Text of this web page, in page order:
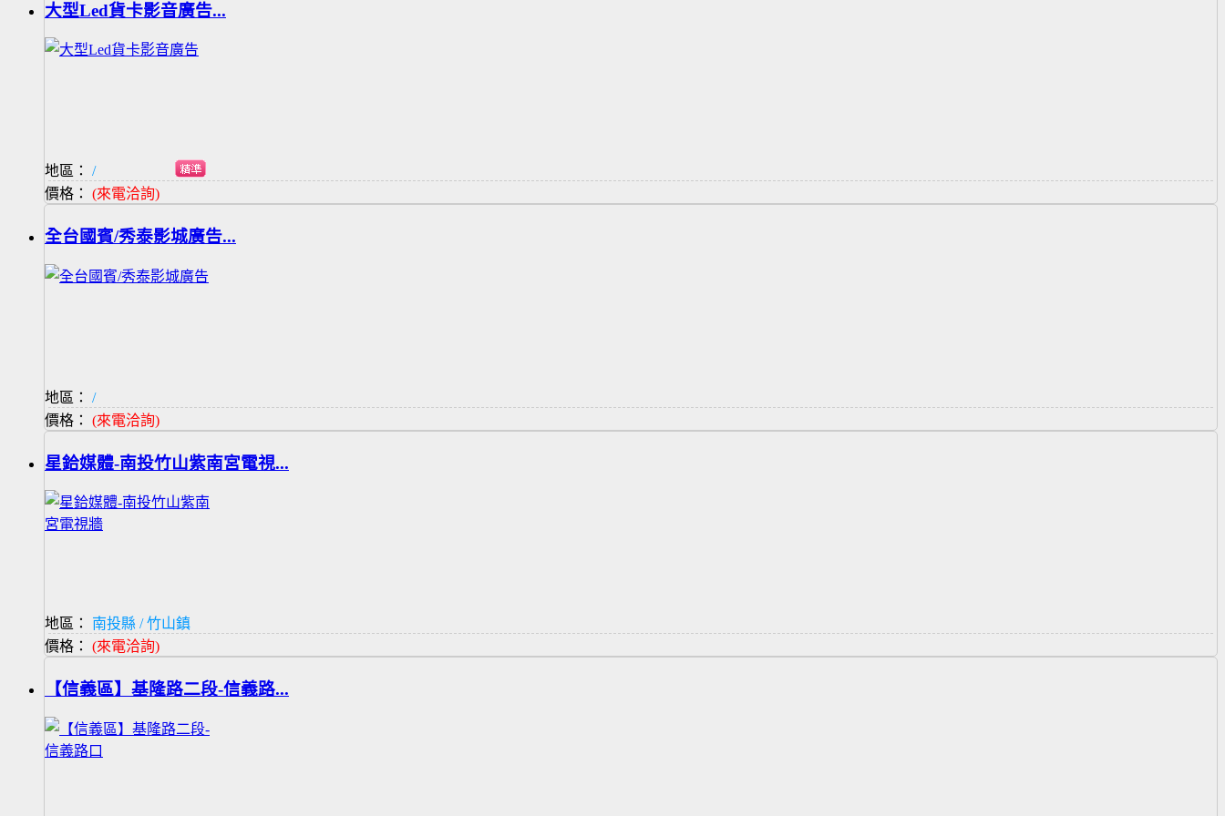
大型Led貨卡影音廣告...
地區：
/
價格： (來電洽詢)
全台國賓/秀泰影城廣告...
地區：
/
價格： (來電洽詢)
星鉿媒體-南投竹山紫南宮電視...
地區：
南投縣 / 竹山鎮
價格： (來電洽詢)
【信義區】基隆路二段-信義路...